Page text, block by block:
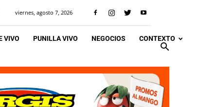
viernes, agosto 7, 2026
VIVO PUNILLA VIVO NEGOCIOS CONTEXTO